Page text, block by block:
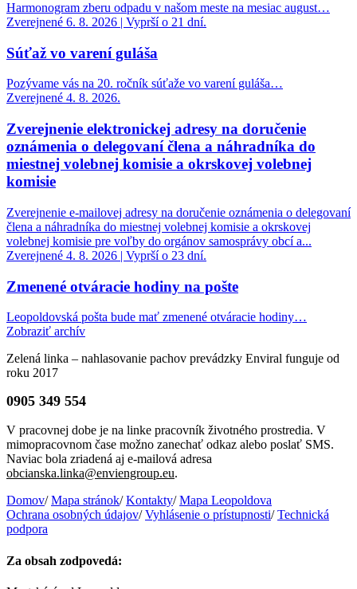
Harmonogram zberu odpadu v našom meste na mesiac august…
Zverejnené 6. 8. 2026 | Vyprší o 21 dní.
Súťaž vo varení guláša
Pozývame vás na 20. ročník súťaže vo varení guláša…
Zverejnené 4. 8. 2026.
Zverejnenie elektronickej adresy na doručenie
oznámenia o delegovaní člena a náhradníka do
miestnej volebnej komisie a okrskovej volebnej
komisie
Zverejnenie e-mailovej adresy na doručenie oznámenia o delegovaní
člena a náhradníka do miestnej volebnej komisie a okrskovej
volebnej komisie pre voľby do orgánov samosprávy obcí a...
Zverejnené 4. 8. 2026 | Vyprší o 23 dní.
Zmenené otváracie hodiny na pošte
Leopoldovská pošta bude mať zmenené otváracie hodiny…
Zobraziť archív
Zelená linka – nahlasovanie pachov prevádzky Enviral funguje od
roku 2017
0905 349 554
V pracovnej dobe je na linke pracovník životného prostredia. V
mimopracovnom čase možno zanechať odkaz alebo poslať SMS.
Naviac bola zriadená aj e-mailová adresa
obcianska.linka@enviengroup.eu.
Domov/ Mapa stránok/ Kontakty/ Mapa Leopoldova
Ochrana osobných údajov/ Vyhlásenie o prístupnosti/ Technická
podpora
Za obsah zodpovedá: